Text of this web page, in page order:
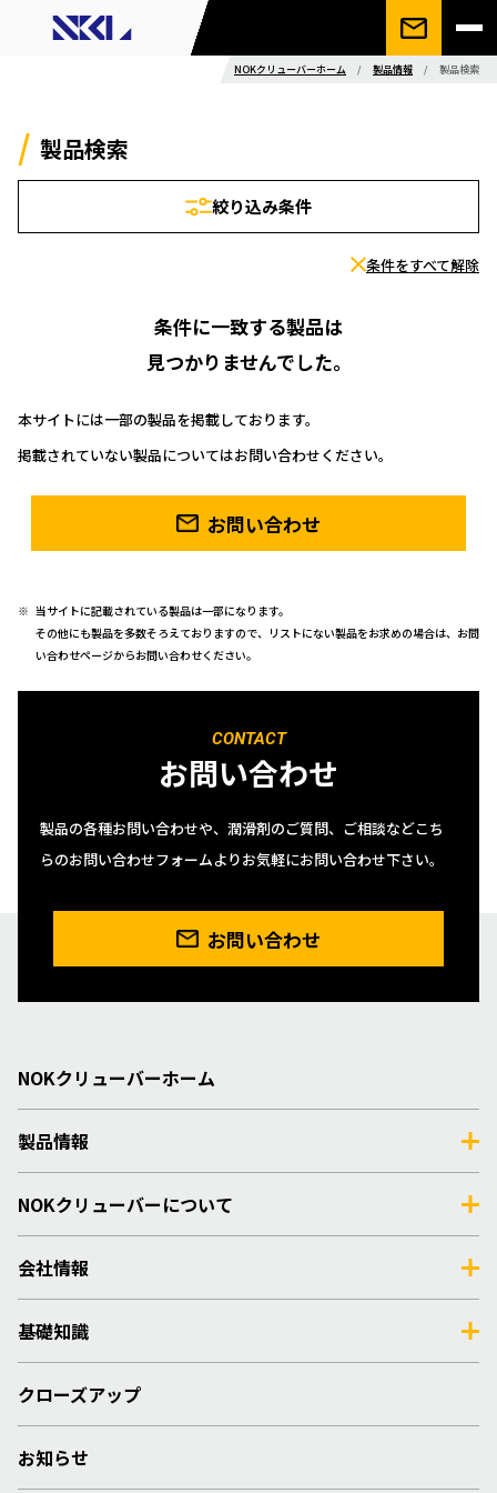
NOKクリューバーホーム / 製品情報 / 製品検索
製品検索
絞り込み条件
条件をすべて解除
条件に一致する製品は
見つかりませんでした。
本サイトには一部の製品を掲載しております。
掲載されていない製品についてはお問い合わせください。
お問い合わせ
当サイトに記載されている製品は一部になります。
その他にも製品を多数そろえておりますので、リストにない製品をお求めの場合は、お問
い合わせページからお問い合わせください。
CONTACT
お問い合わせ
製品の各種お問い合わせや、潤滑剤のご質問、ご相談などこち
らのお問い合わせフォームよりお気軽にお問い合わせ下さい。
お問い合わせ
NOKクリューバーホーム
製品情報
NOKクリューバーについて
会社情報
基礎知識
クローズアップ
お知らせ